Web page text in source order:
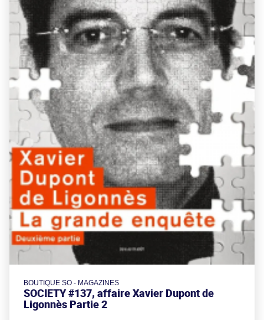
BOUTIQUE SO - MAGAZINES
SOCIETY #137, affaire Xavier Dupont de
Ligonnès Partie 2